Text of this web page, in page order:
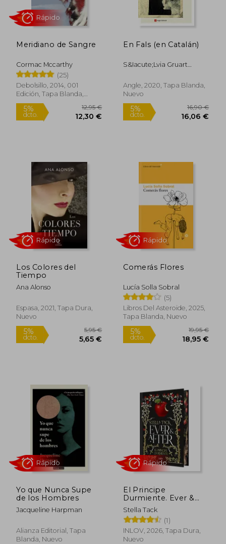
5%
dcto. dcto.
Meridiano de Sangre
Cormac Mccarthy
(25)
Debolsillo, 2014, 001
Edición, Tapa Blanda,
Nuevo
dcto. 12,30 €
Rápido
En Fals (en Catalán)
S&Iacute;Lvia Gruart
Angle, 2020, Tapa Blanda,
Nuevo
dcto.
Los Colores del
Tiempo
Ana Alonso
Espasa, 2021, Tapa Dura,
Nuevo
Rápido
Comerás Flores
Lucía Solla Sobral
(5)
Libros Del Asteroide, 2025,
Tapa Blanda, Nuevo
Rápido
Yo que Nunca Supe
de los Hombres
Jacqueline Harpman
Alianza Editorial, Tapa
Blanda, Nuevo
El Principe
Durmiente. Ever &
After 1
Stella Tack
(1)
INLOV, 2026, Tapa Dura,
Nuevo